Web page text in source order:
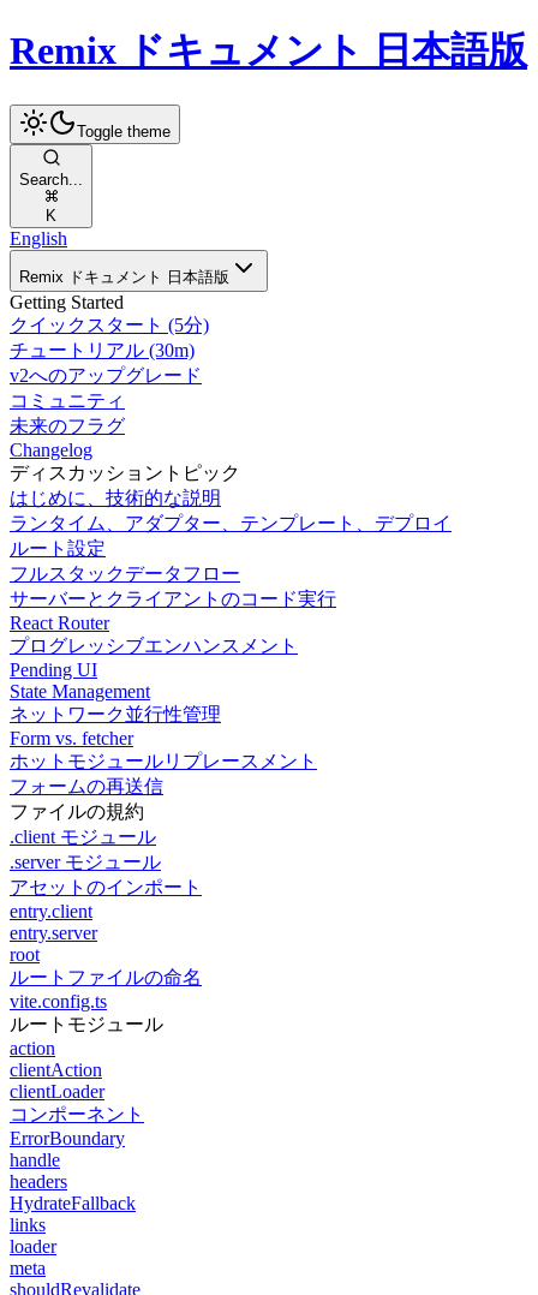
Remix ドキュメント 日本語版
Toggle theme
Search...
K
English
Remix ドキュメント 日本語版
Getting Started
クイックスタート (5分)
チュートリアル (30m)
v2へのアップグレード
コミュニティ
未来のフラグ
Changelog
ディスカッショントピック
はじめに、技術的な説明
ランタイム、アダプター、テンプレート、デプロイ
ルート設定
フルスタックデータフロー
サーバーとクライアントのコード実行
React Router
プログレッシブエンハンスメント
Pending UI
State Management
ネットワーク並行性管理
Form vs. fetcher
ホットモジュールリプレースメント
フォームの再送信
ファイルの規約
.client モジュール
.server モジュール
アセットのインポート
entry.client
entry.server
root
ルートファイルの命名
vite.config.ts
ルートモジュール
action
clientAction
clientLoader
コンポーネント
ErrorBoundary
handle
headers
HydrateFallback
links
loader
meta
shouldRevalidate